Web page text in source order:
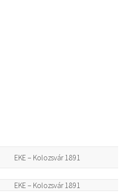
EKE – Kolozsvár 1891
EKE – Kolozsvár 1891